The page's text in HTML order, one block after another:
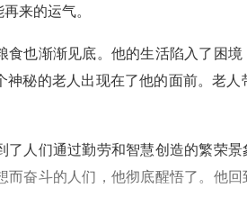
来的运气。
也渐渐见底。他的生活陷入了困
秘的老人出现在了他的面前。老
人们通过勤劳和智慧创造的繁荣景
奋斗的人们，他彻底醒悟了。他